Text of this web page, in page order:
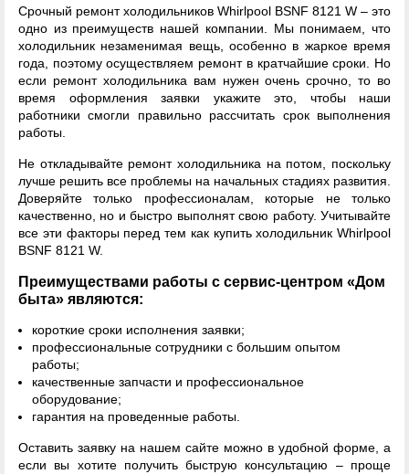
Срочный ремонт холодильников Whirlpool BSNF 8121 W – это
одно из преимуществ нашей компании. Мы понимаем, что
холодильник незаменимая вещь, особенно в жаркое время
года, поэтому осуществляем ремонт в кратчайшие сроки. Но
если ремонт холодильника вам нужен очень срочно, то во
время оформления заявки укажите это, чтобы наши
работники смогли правильно рассчитать срок выполнения
работы.
Не откладывайте ремонт холодильника на потом, поскольку
лучше решить все проблемы на начальных стадиях развития.
Доверяйте только профессионалам, которые не только
качественно, но и быстро выполнят свою работу. Учитывайте
все эти факторы перед тем как купить холодильник Whirlpool
BSNF 8121 W.
Преимуществами работы с сервис-центром «Дом
быта» являются:
короткие сроки исполнения заявки;
профессиональные сотрудники с большим опытом
работы;
качественные запчасти и профессиональное
оборудование;
гарантия на проведенные работы.
Оставить заявку на нашем сайте можно в удобной форме, а
если вы хотите получить быструю консультацию – проще